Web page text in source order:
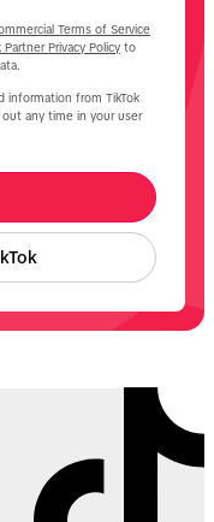
Terms of Service
Partner Privacy Policy to
information from TikTok
out any time in your user